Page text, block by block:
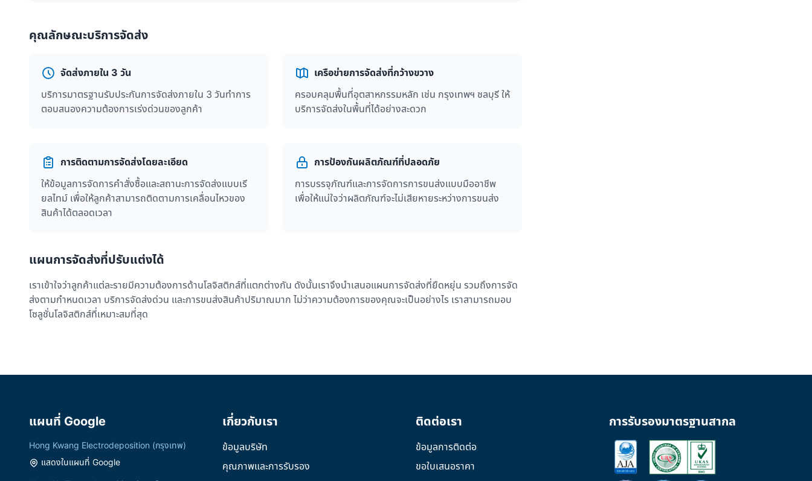
คุณลักษณะบริการจัดส่ง
จัดส่งภายใน 3 วัน
บริการมาตรฐานรับประกันการจัดส่งภายใน 3 วันทำการ
ตอบสนองความต้องการเร่งด่วนของลูกค้า
เครือข่ายการจัดส่งที่กว้างขวาง
ครอบคลุมพื้นที่อุตสาหกรรมหลัก เช่น กรุงเทพฯ ชลบุรี ให้
บริการจัดส่งในพื้นที่ได้อย่างสะดวก
การติดตามการจัดส่งโดยละเอียด
ให้ข้อมูลการจัดการคำสั่งซื้อและสถานะการจัดส่งแบบเรี
ยลไทม์ เพื่อให้ลูกค้าสามารถติดตามการเคลื่อนไหวของ
สินค้าได้ตลอดเวลา
การป้องกันผลิตภัณฑ์ที่ปลอดภัย
การบรรจุภัณฑ์และการจัดการการขนส่งแบบมืออาชีพ
เพื่อให้แน่ใจว่าผลิตภัณฑ์จะไม่เสียหายระหว่างการขนส่ง
แผนการจัดส่งที่ปรับแต่งได้
เราเข้าใจว่าลูกค้าแต่ละรายมีความต้องการด้านโลจิสติกส์ที่แตกต่างกัน ดังนั้นเราจึงนำเสนอแผนการจัดส่งที่ยืดหยุ่น รวมถึงการจัด
ส่งตามกำหนดเวลา บริการจัดส่งด่วน และการขนส่งสินค้าปริมาณมาก ไม่ว่าความต้องการของคุณจะเป็นอย่างไร เราสามารถมอบ
โซลูชั่นโลจิสติกส์ที่เหมาะสมที่สุด
แผนที่ Google
Hong Kwang Electrodeposition (กรุงเทพ)
แสดงในแผนที่ Google
เกี่ยวกับเรา
ข้อมูลบริษัท
คุณภาพและการรับรอง
ติดต่อเรา
ข้อมูลการติดต่อ
ขอใบเสนอราคา
การรับรองมาตรฐานสากล